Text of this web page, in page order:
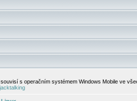
s operačním systémem Windows Mobile ve
jacktalking